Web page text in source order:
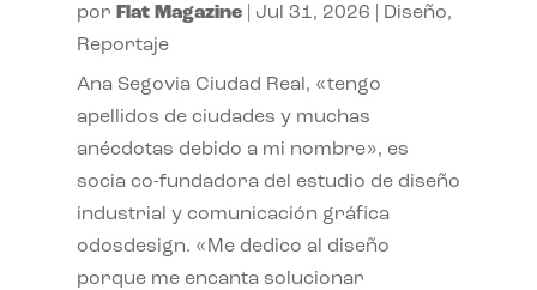
por Flat Magazine| Jul 31, 2026 Diseño,
Reportaje
Ana Segovia Ciudad Real, «tengo
apellidos de ciudades y muchas
anécdotas debido a mi nombre», es
socia co-fundadora del estudio de diseño
industrial y comunicación gráfica
odosdesign. «Me dedico al diseño
porque me encanta solucionar